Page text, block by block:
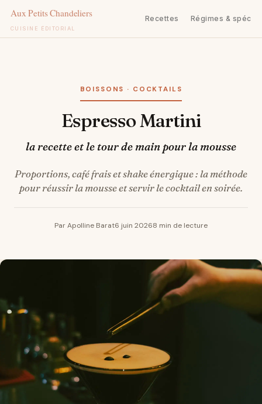
CUISINE ÉDITORIAL
Recettes Régimes &
BOISSONS · COCKTAILS
Espresso Martini
la recette et le tour de main pour la mousse
Proportions, café frais et shake énergique : la méthode
pour réussir la mousse et servir le cocktail en soirée.
Par Apolline Barat6 juin 20268 min de lecture